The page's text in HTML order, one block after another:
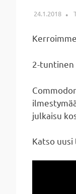
24.1.2018
2-tuntinen
julkaisu
Katso